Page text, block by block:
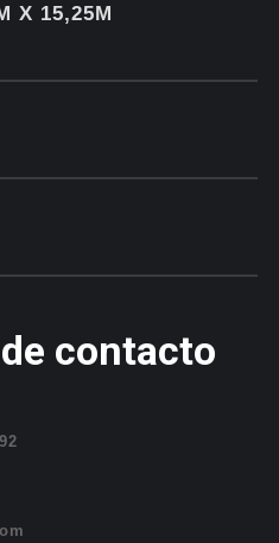
X 15,25M
contacto